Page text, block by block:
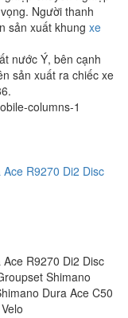
Người thanh
sản xuất khung xe
nước Ý, bên cạnh
sản xuất ra chiếc xe
columns-1
R9270 Di2 Disc
R9270 Di2 Disc
Shimano
Dura Ace C50